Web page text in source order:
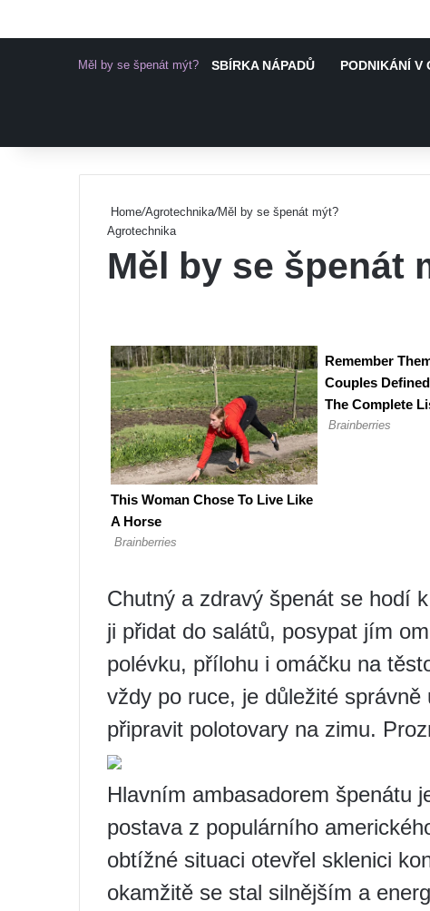
Měl by se špenát mýt? SBÍRKA NÁPADŮ PODNIKÁNÍ V
Home/Agrotechnika/Měl by se špenát mýt?
Agrotechnika
Měl by se špenát
Chutný a zdravý špenát se hodí
ji přidat do salátů, posypat jím
polévku, přílohu i omáčku na
vždy po ruce, je důležité
připravit polotovary na zimu.
Hlavním ambasadorem špenátu
postava z populárního
obtížné situaci otevřel sklenici
okamžitě se stal silnějším a